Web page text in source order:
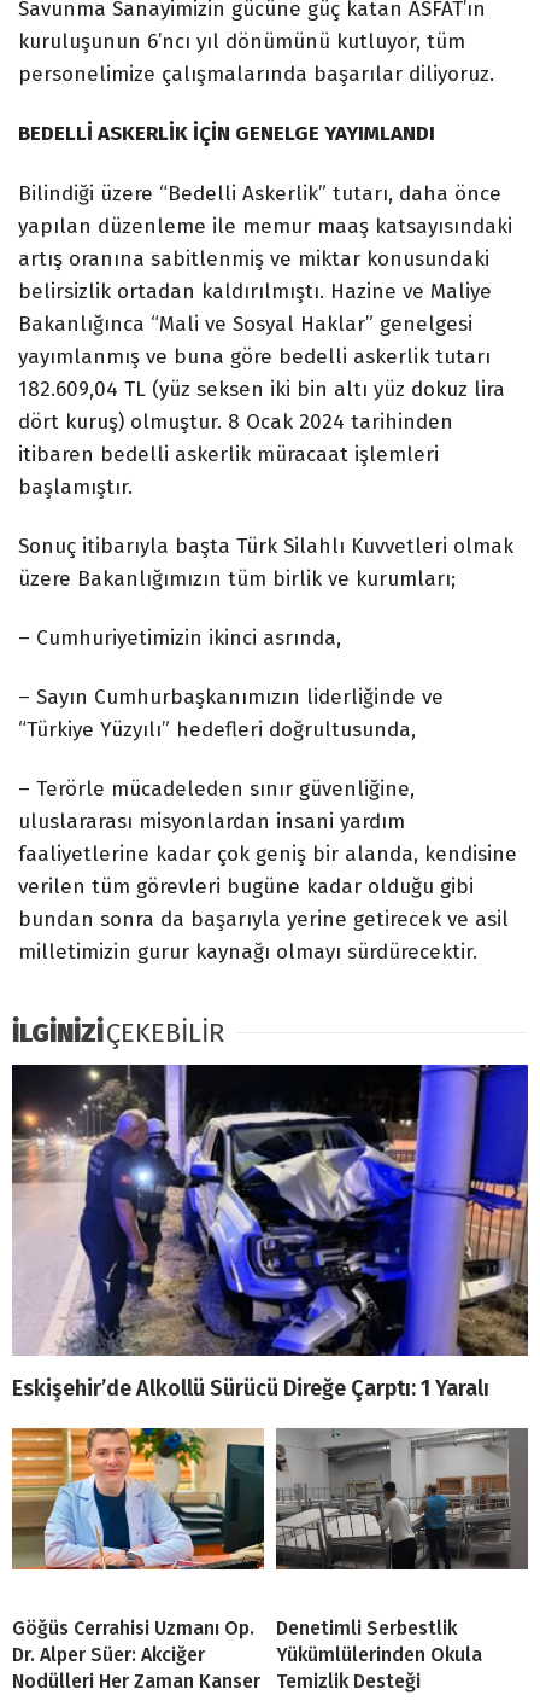
Savunma Sanayimizin gücüne güç katan ASFAT’ın
kuruluşunun 6’ncı yıl dönümünü kutluyor, tüm
personelimize çalışmalarında başarılar diliyoruz.
BEDELLİ ASKERLİK İÇİN GENELGE YAYIMLANDI
Bilindiği üzere “Bedelli Askerlik” tutarı, daha önce
yapılan düzenleme ile memur maaş katsayısındaki
artış oranına sabitlenmiş ve miktar konusundaki
belirsizlik ortadan kaldırılmıştı. Hazine ve Maliye
Bakanlığınca “Mali ve Sosyal Haklar” genelgesi
yayımlanmış ve buna göre bedelli askerlik tutarı
182.609,04 TL (yüz seksen iki bin altı yüz dokuz lira
dört kuruş) olmuştur. 8 Ocak 2024 tarihinden
itibaren bedelli askerlik müracaat işlemleri
başlamıştır.
Sonuç itibarıyla başta Türk Silahlı Kuvvetleri olmak
üzere Bakanlığımızın tüm birlik ve kurumları;
– Cumhuriyetimizin ikinci asrında,
– Sayın Cumhurbaşkanımızın liderliğinde ve
“Türkiye Yüzyılı” hedefleri doğrultusunda,
– Terörle mücadeleden sınır güvenliğine,
uluslararası misyonlardan insani yardım
faaliyetlerine kadar çok geniş bir alanda, kendisine
verilen tüm görevleri bugüne kadar olduğu gibi
bundan sonra da başarıyla yerine getirecek ve asil
milletimizin gurur kaynağı olmayı sürdürecektir.
İLGİNİZİÇEKEBİLİR
Eskişehir’de Alkollü Sürücü Direğe Çarptı: 1 Yaralı
Göğüs Cerrahisi Uzmanı Op.
Dr. Alper Süer: Akciğer
Nodülleri Her Zaman Kanser
Denetimli Serbestlik
Yükümlülerinden Okula
Temizlik Desteği